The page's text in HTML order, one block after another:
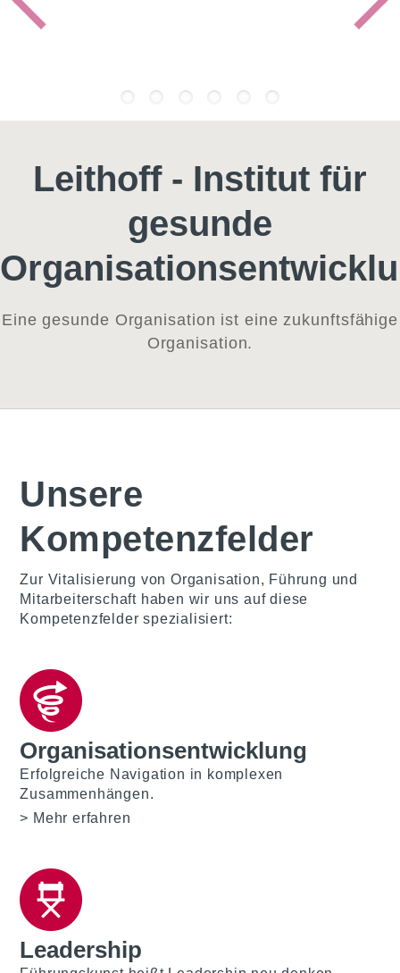
Leithoff - Institut für
gesunde
Eine gesunde Organisation ist eine zukunftsfähige
Organisation.
Unsere
Kompetenzfelder
Zur Vitalisierung von Organisation, Führung und
Mitarbeiterschaft haben wir uns auf diese
Kompetenzfelder spezialisiert:
Organisations­entwicklung
Erfolgreiche Navigation in komplexen
Zusammenhängen.
Mehr erfahren
Leadership